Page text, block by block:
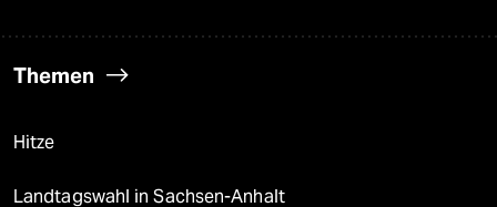
Themen
Hitze
Landtagswahl in Sachsen-Anhalt